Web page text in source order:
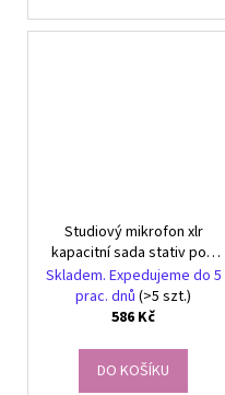
Studiový mikrofon xlr
kapacitní sada stativ pop
kardioidní filtr
Skladem. Expedujeme do 5
prac. dnů (>5 szt.)
586 Kč
DO KOŠÍKU